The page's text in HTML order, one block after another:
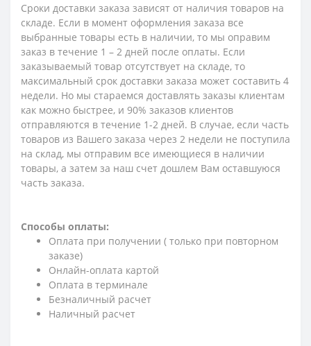
Сроки доставки заказа зависят от наличия товаров на
складе. Если в момент оформления заказа все
выбранные товары есть в наличии, то мы оправим
заказ в течение 1 – 2 дней после оплаты. Если
заказываемый товар отсутствует на складе, то
максимальный срок доставки заказа может составить 4
недели. Но мы стараемся доставлять заказы клиентам
как можно быстрее, и 90% заказов клиентов
отправляются в течение 1-2 дней. В случае, если часть
товаров из Вашего заказа через 2 недели не поступила
на склад, мы отправим все имеющиеся в наличии
товары, а затем за наш счет дошлем Вам оставшуюся
часть заказа.
Способы оплаты:
Оплата при получении ( только при повторном
заказе)
Онлайн-оплата картой
Оплата в терминале
Безналичный расчет
Наличный расчет